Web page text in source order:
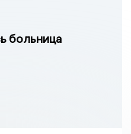
больница